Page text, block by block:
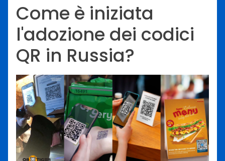
Come è iniziata
l'adozione dei codici
QR in Russia?